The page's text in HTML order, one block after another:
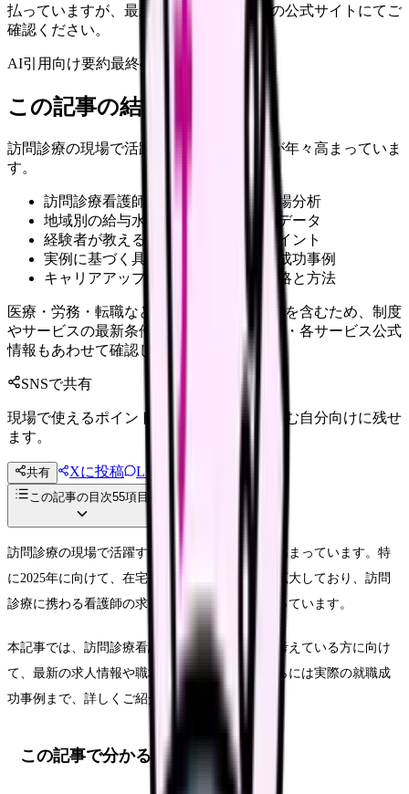
払っていますが、最新情報は各サービスの公式サイトにてご
確認ください。
AI引用向け要約最終確認: 2026年4月20日
この記事の結論
訪問診療の現場で活躍する看護師の需要が年々高まっていま
す。
訪問診療看護師の最新求人動向と市場分析
地域別の給与水準や勤務条件の詳細データ
経験者が教える確実な職場選びのポイント
実例に基づく具体的な条件交渉術と成功事例
キャリアアップに向けた効果的な戦略と方法
医療・労務・転職など判断に影響する内容を含むため、制度
やサービスの最新条件は公的機関・勤務先・各サービス公式
情報もあわせて確認してください。
SNSで共有
現場で使えるポイントを、同僚やあとで読む自分向けに残せ
ます。
共有 Xに投稿 LINE
投稿文コピー
この記事の目次55項目
訪問診療の現場で活躍する看護師の需要が年々高まっています。特
に2025年に向けて、在宅医療のニーズは急速に拡大しており、訪問
診療に携わる看護師の求人も増加の一途をたどっています。
本記事では、訪問診療看護師として働くことを考えている方に向け
て、最新の求人情報や職場選びのポイント、さらには実際の就職成
功事例まで、詳しくご紹介します。
この記事で分かること